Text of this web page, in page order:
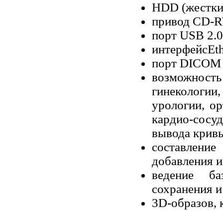
HDD
привод CD-
порт USB
порт
урологии,
кардио-
вывода
добавления
ведение
сохранения
3D-образов,